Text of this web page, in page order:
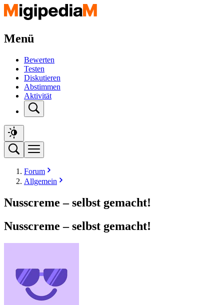
Menü
Bewerten
Testen
Diskutieren
Abstimmen
Aktivität
Forum
Allgemein
Nusscreme – selbst gemacht!
Nusscreme – selbst gemacht!